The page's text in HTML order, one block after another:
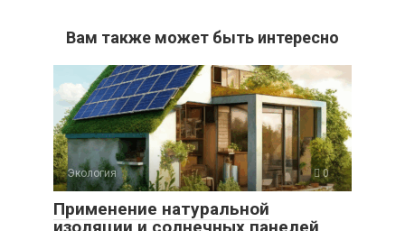
Вам также может быть интересно
Экология 0
Применение натуральной